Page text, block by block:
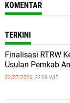
KOMENTAR
TERKINI
Finalisasi RTRW
Usulan Pemkab
22/07/2026, 22:39 WIB